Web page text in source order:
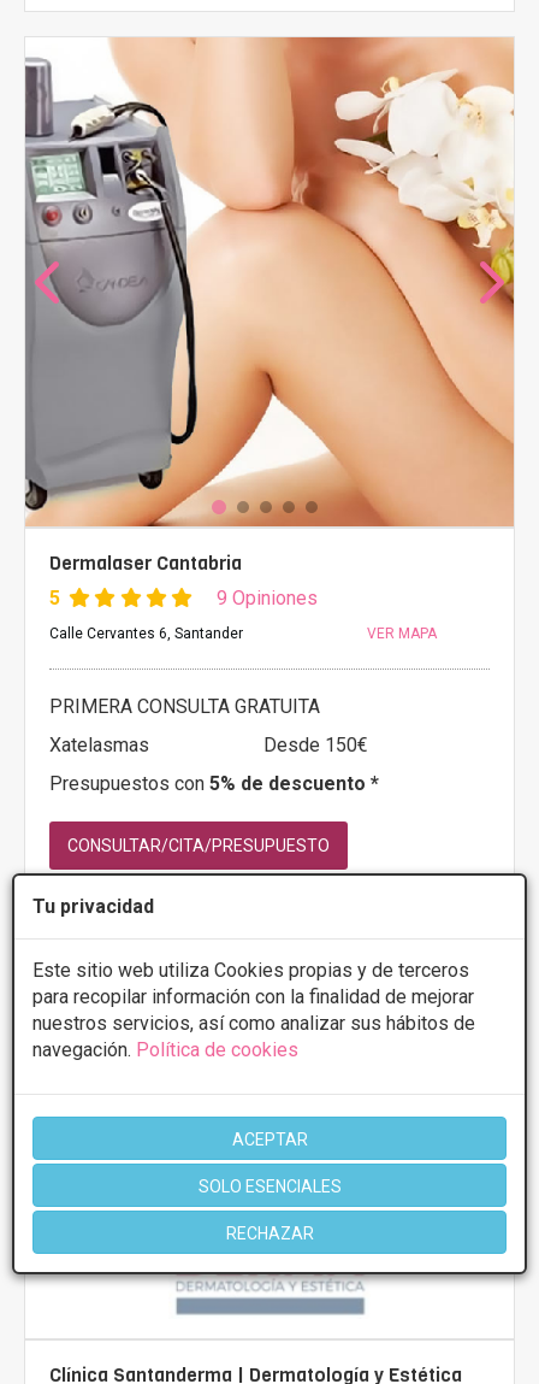
Tu privacidad
Este sitio web utiliza Cookies propias y de terceros
para recopilar información con la finalidad de mejorar
nuestros servicios, así como analizar sus hábitos de
navegación. Política de cookies
ACEPTAR
SOLO ESENCIALES
RECHAZAR
Dermalaser Cantabria
5 9 Opiniones
Calle Cervantes 6, Santander VER MAPA
PRIMERA CONSULTA GRATUITA
Xatelasmas
Desde 150€
Presupuestos con 5% de descuento *
CONSULTAR/CITA/PRESUPUESTO
Lunes
Jueves
10:00 - 13:00 16:00 - 20:00
Viernes
10:00 - 13:00 16:00 - 20:00
Clínica Santanderma | Dermatología y Estética